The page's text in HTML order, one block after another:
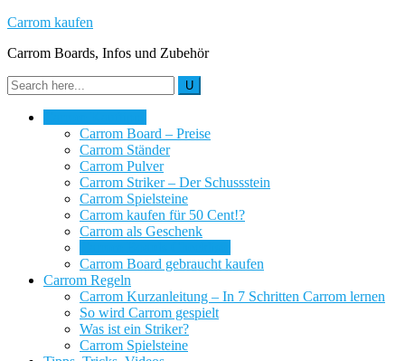
Carrom kaufen
Carrom Boards, Infos und Zubehör
Carrom Board – Preise
Carrom Ständer
Carrom Pulver
Carrom Striker – Der Schussstein
Carrom Spielsteine
Carrom kaufen für 50 Cent!?
Carrom als Geschenk
Carrom Board gebraucht kaufen
Carrom Regeln
Carrom Kurzanleitung – In 7 Schritten Carrom lernen
So wird Carrom gespielt
Was ist ein Striker?
Carrom Spielsteine